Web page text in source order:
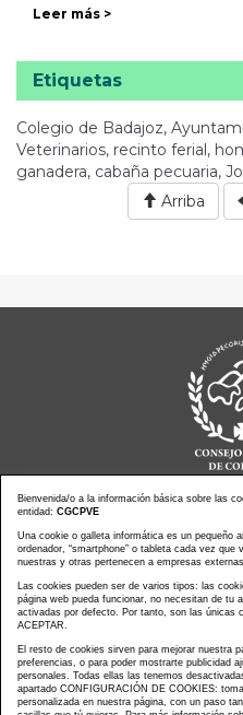
Leer más >
Etiquetas
Colegio de Badajoz,
Veterinarios, recinto ferial,
ganadera, cabaña pecuaria,
Arriba
Noticias actualidad
Revistas
Multimedias
Aviso Legal
Política Cookies
Bienvenida/o a la información básica sobre las
entidad: CGCPVE
Una cookie o galleta informática es un pequeño
ordenador, “smartphone” o tableta cada vez
nuestras y otras pertenecen a empresas
Las cookies pueden ser de varios tipos: las
página web pueda funcionar, no necesitan de tu
activadas por defecto. Por tanto, son las únicas
ACEPTAR.
El resto de cookies sirven para mejorar nuestra
preferencias, o para poder mostrarte publicidad
personales. Todas ellas las tenemos
apartado CONFIGURACIÓN DE COOKIES:
personalizada en nuestra página, con un paso